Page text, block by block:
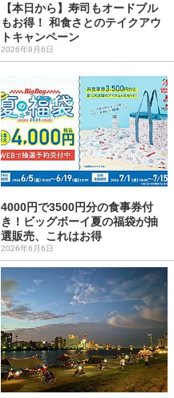
【本日から】寿司もオードブル
もお得！ 和食さとのテイクアウ
トキャンペーン
2026年8月6日
4000円で3500円分の食事券付
き！ビッグボーイ夏の福袋が抽
選販売、これはお得
2026年6月6日